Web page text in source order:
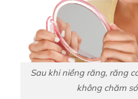
Sau khi niềng răng, răng
không chăm